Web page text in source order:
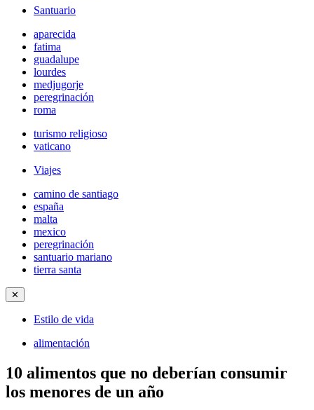
Santuario
aparecida
fatima
guadalupe
lourdes
medjugorje
peregrinación
roma
turismo religioso
vaticano
Viajes
camino de santiago
españa
malta
mexico
peregrinación
santuario mariano
tierra santa
✕
Estilo de vida
alimentación
10 alimentos que no deberían consumir
los menores de un año